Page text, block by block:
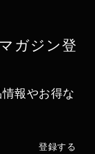
ガジン登
報やお得な
登録する